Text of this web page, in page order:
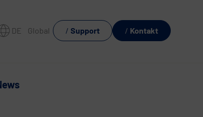
DE Global Support Kontakt